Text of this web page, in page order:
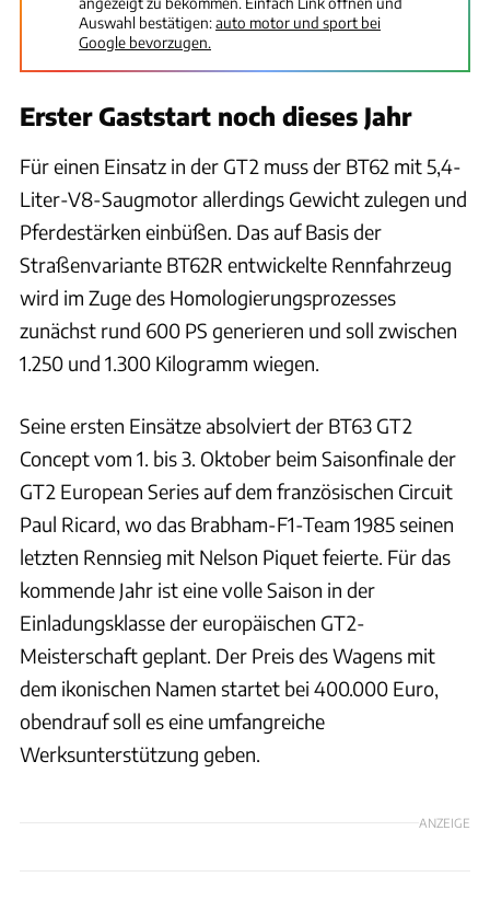
Auswahl bestätigen:auto motor und sport bei
Google bevorzugen.
Erster Gaststart noch dieses Jahr
Für einen Einsatz in der GT2 muss der BT62 mit 5,4-
Liter-V8-Saugmotor allerdings Gewicht zulegen und
Pferdestärken einbüßen. Das auf Basis der
Straßenvariante BT62R entwickelte Rennfahrzeug
wird im Zuge des Homologierungsprozesses
zunächst rund 600 PS generieren und soll zwischen
1.250 und 1.300 Kilogramm wiegen.
Seine ersten Einsätze absolviert der BT63 GT2
Concept vom 1. bis 3. Oktober beim Saisonfinale der
GT2 European Series auf dem französischen Circuit
Paul Ricard, wo das Brabham-F1-Team 1985 seinen
letzten Rennsieg mit Nelson Piquet feierte. Für das
kommende Jahr ist eine volle Saison in der
Einladungsklasse der europäischen GT2-
Meisterschaft geplant. Der Preis des Wagens mit
dem ikonischen Namen startet bei 400.000 Euro,
obendrauf soll es eine umfangreiche
Werksunterstützung geben.
ANZEIGE